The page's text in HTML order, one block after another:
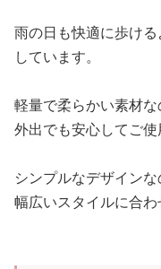
雨の日も快適に歩け
しています。
軽量で柔らかい素材
外出でも安心してご使
シンプルなデザイン
幅広いスタイルに合わ